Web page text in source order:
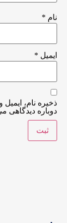
نام *
ایمیل *
ذخیره نام،
دوباره دیدگاهی